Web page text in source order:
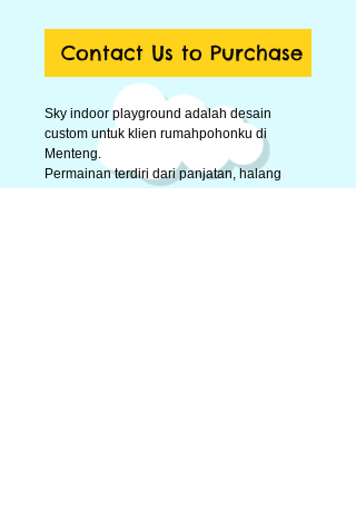
Contact Us to Purchase
Sky indoor playground adalah desain
custom untuk klien rumahpohonku di
Menteng.
Permainan terdiri dari panjatan, halang